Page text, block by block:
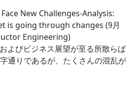
New Challenges-Analysis:
is going through changes (9月
Engineering)
よびビジネス展望が至る所散らば
通りであるが、たくさんの混乱が